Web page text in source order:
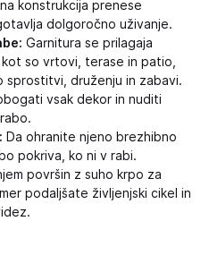
konstrukcija prenese
dolgoročno uživanje.
Garnitura se prilagaja
kot so vrtovi, terase in patio,
druženju in zabavi.
vsak dekor in nuditi
Da ohranite njeno brezhibno
pokriva, ko ni v rabi.
površin z suho krpo za
podaljšate življenjski cikel in